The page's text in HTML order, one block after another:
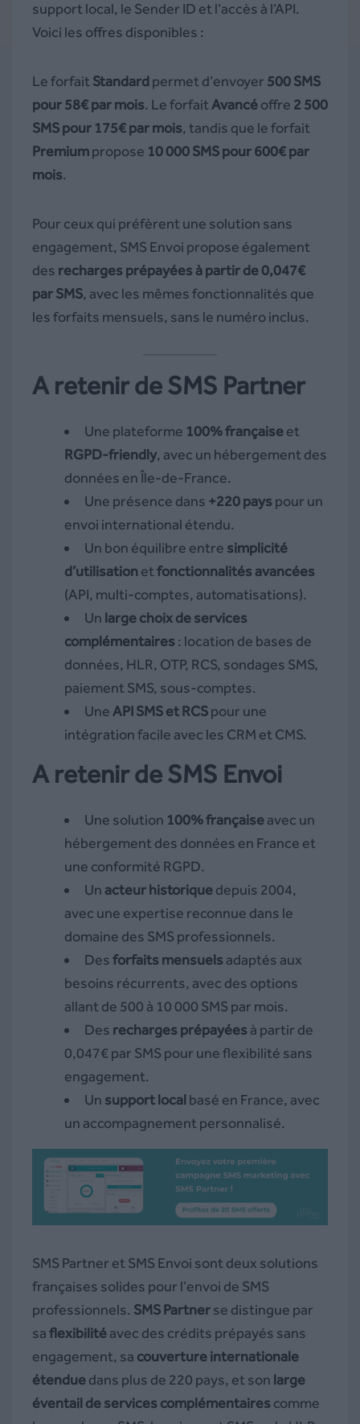
support local, le Sender ID et l’accès à l’API.
Voici les offres disponibles :
Le forfait Standardpermet d’envoyer 500 SMS
pour 58€ par mois. Le forfait Avancéoffre 2 500
SMS pour 175€ par mois, tandis que le forfait
Premiumpropose 10 000 SMS pour 600€ par
mois.
Pour ceux qui préfèrent une solution sans
engagement, SMS Envoi propose également
des recharges prépayées à partir de 0,047€
par SMS, avec les mêmes fonctionnalités que
les forfaits mensuels, sans le numéro inclus.
A retenir de SMS Partner
Une plateforme 100% françaiseet
RGPD-friendly, avec un hébergement des
données en Île-de-France.
Une présence dans +220 payspour un
envoi international étendu.
Un bon équilibre entre simplicité
d’utilisationetfonctionnalités avancées
(API, multi-comptes, automatisations).
Un large choix de services
complémentaires: location de bases de
données, HLR, OTP, RCS, sondages SMS,
paiement SMS, sous-comptes.
Une API SMS et RCSpour une
intégration facile avec les CRM et CMS.
A retenir de SMS Envoi
Une solution 100% françaiseavec un
hébergement des données en France et
une conformité RGPD.
Un acteur historiquedepuis 2004,
avec une expertise reconnue dans le
domaine des SMS professionnels.
Desforfaits mensuelsadaptés aux
besoins récurrents, avec des options
allant de 500 à 10 000 SMS par mois.
Des recharges prépayéesà partir de
0,047€ par SMS pour une flexibilité sans
engagement.
Un support localbasé en France, avec
un accompagnement personnalisé.
SMS Partner et SMS Envoi sont deux solutions
françaises solides pour l’envoi de SMS
professionnels. SMS Partnerse distingue par
saflexibilitéavec des crédits prépayés sans
engagement, sa couverture internationale
étenduedans plus de 220 pays, et son large
éventail de services complémentairescomme